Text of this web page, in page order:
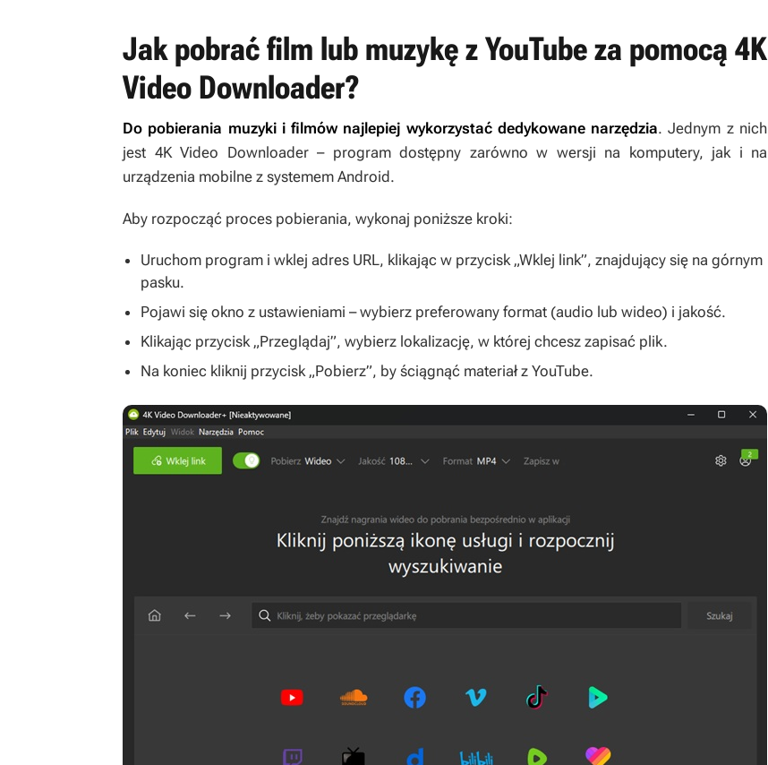
Jak pobrać film lub muzykę z YouTube za pomocą 4K
Video Downloader?
Do pobierania muzyki i filmów najlepiej wykorzystać dedykowane narzędzia. Jednym z nich
jest 4K Video Downloader – program dostępny zarówno w wersji na komputery, jak i na
urządzenia mobilne z systemem Android.
Aby rozpocząć proces pobierania, wykonaj poniższe kroki:
Uruchom program i wklej adres URL, klikając w przycisk „Wklej link”, znajdujący się na górnym
pasku.
Pojawi się okno z ustawieniami – wybierz preferowany format (audio lub wideo) i jakość.
Klikając przycisk „Przeglądaj”, wybierz lokalizację, w której chcesz zapisać plik.
Na koniec kliknij przycisk „Pobierz”, by ściągnąć materiał z YouTube.